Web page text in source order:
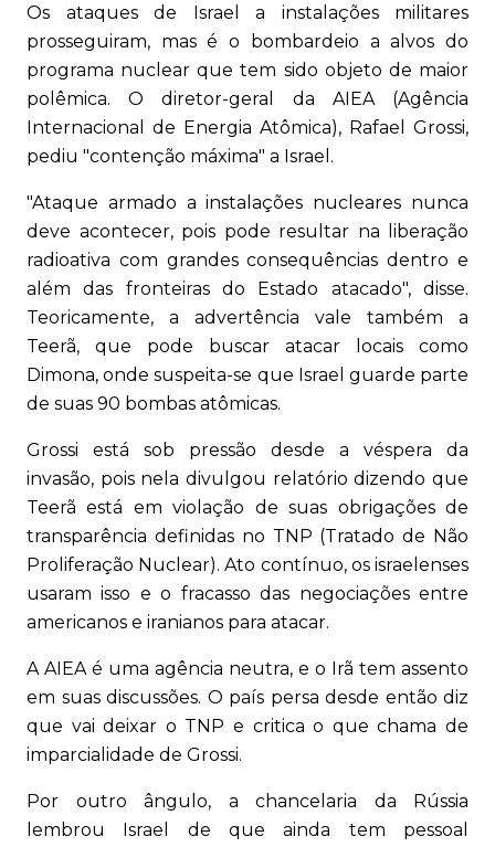
Os ataques de Israel a instalações militares
prosseguiram, mas é o bombardeio a alvos do
programa nuclear que tem sido objeto de maior
polêmica. O diretor-geral da AIEA (Agência
Internacional de Energia Atômica), Rafael Grossi,
pediu "contenção máxima" a Israel.
"Ataque armado a instalações nucleares nunca
deve acontecer, pois pode resultar na liberação
radioativa com grandes consequências dentro e
além das fronteiras do Estado atacado", disse.
Teoricamente, a advertência vale também a
Teerã, que pode buscar atacar locais como
Dimona, onde suspeita-se que Israel guarde parte
de suas 90 bombas atômicas.
Grossi está sob pressão desde a véspera da
invasão, pois nela divulgou relatório dizendo que
Teerã está em violação de suas obrigações de
transparência definidas no TNP (Tratado de Não
Proliferação Nuclear). Ato contínuo, os israelenses
usaram isso e o fracasso das negociações entre
americanos e iranianos para atacar.
A AIEA é uma agência neutra, e o Irã tem assento
em suas discussões. O país persa desde então diz
que vai deixar o TNP e critica o que chama de
imparcialidade de Grossi.
Por outro ângulo, a chancelaria da Rússia
lembrou Israel de que ainda tem pessoal